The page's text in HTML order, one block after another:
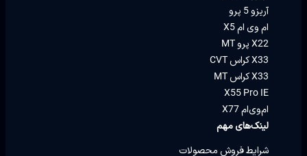
آریزو 5 پرو
ام وی ام X5
X22 پرو MT
X33 کراس CVT
X33 کراس MT
X55 Pro IE
ام‌وی‌ام X77
لینک‌های مهم
شرایط فروش محصولات